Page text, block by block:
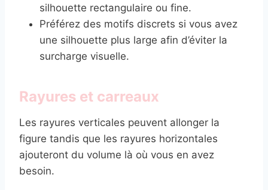
silhouette rectangulaire ou fine.
Préférez des motifs discrets si vous avez
une silhouette plus large afin d’éviter la
surcharge visuelle.
Rayures et carreaux
Les rayures verticales peuvent allonger la
figure tandis que les rayures horizontales
ajouteront du volume là où vous en avez
besoin.